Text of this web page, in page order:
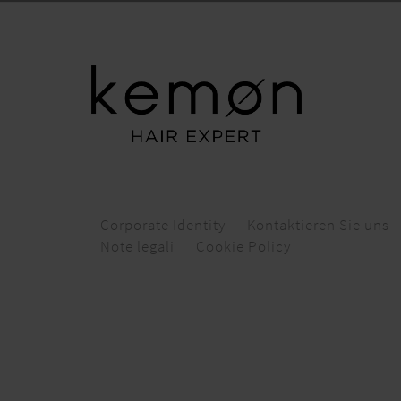
Corporate Identity Kontaktieren Sie uns
Note legali
Cookie Policy